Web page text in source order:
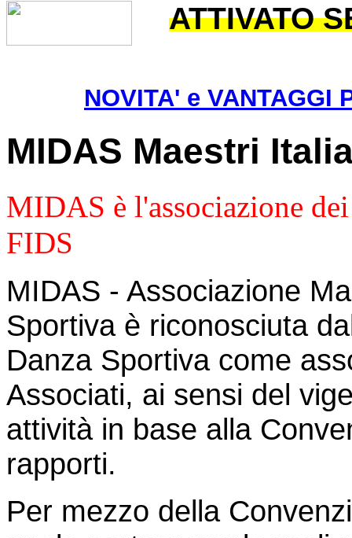
ATTIVATO
NOVITA' e
MIDAS Maestri
MIDAS è l'associazione
FIDS
MIDAS - Associazione
Sportiva è riconosciuta
Danza Sportiva come
Associati, ai sensi del
attività in base alla
rapporti.
Per mezzo della